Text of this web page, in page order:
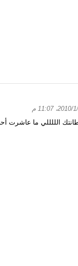
الللللي ما عاشرت